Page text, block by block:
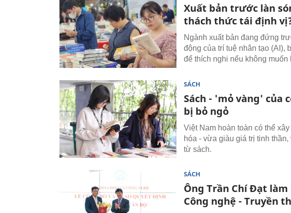
Xuất bản trước làn
thách thức tái định
Ngành xuất bản đang đứng
động của trí tuệ nhân tạo (AI),
để thích nghi nếu không muốn
SÁCH
Sách - 'mỏ vàng' của
bị bỏ ngỏ
Việt Nam hoàn toàn có thể
hóa - vừa giàu giá trị tinh
từ sách.
SÁCH
Ông Trần Chí Đạt làm
Công nghệ - Truyền